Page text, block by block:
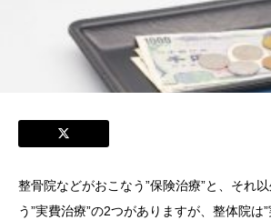
整骨院などがおこなう”保険治療”と、それ
う”実費治療”の2つがありますが、整体院は”